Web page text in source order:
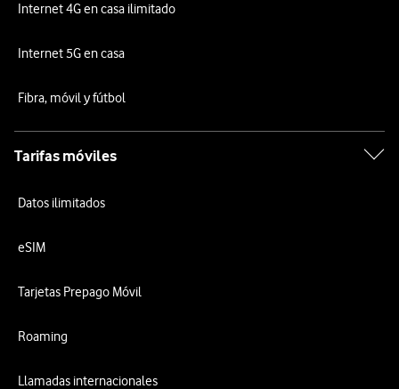
Internet 4G en casa ilimitado
Internet 5G en casa
Fibra, móvil y fútbol
Tarifas móviles
Datos ilimitados
eSIM
Tarjetas Prepago Móvil
Roaming
Llamadas internacionales